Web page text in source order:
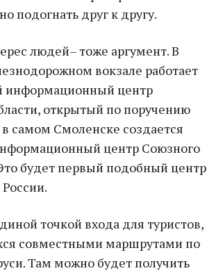
подогнать друг к другу.
людей– тоже аргумент. В
вокзале работает
информационный центр
открытый по поручению
в самом Смоленске создается
центр Союзного
будет первый подобный центр
точкой входа для туристов,
совместными маршрутами по
Там можно будет получить